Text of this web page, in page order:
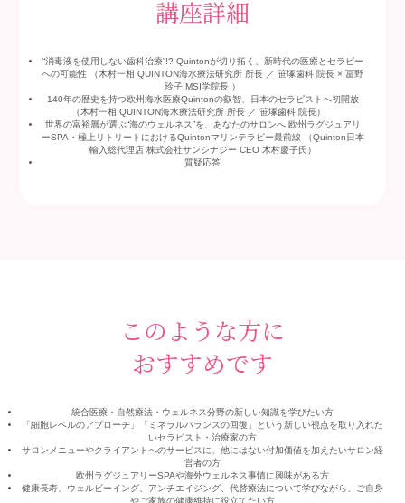
講座詳細
“消毒液を使用しない歯科治療”!? Quintonが切り拓く、新時代の医療とセラピー
への可能性 （木村一相 QUINTON海水療法研究所 所長 ／ 笹塚歯科 院長 × 冨野
玲子IMSI学院長 ）
140年の歴史を持つ欧州海水医療Quintonの叡智、日本のセラピストへ初開放
（木村一相 QUINTON海水療法研究所 所長 ／ 笹塚歯科 院長）
世界の富裕層が選ぶ“海のウェルネス”を、あなたのサロンへ 欧州ラグジュアリ
ーSPA・極上リトリートにおけるQuintonマリンテラピー最前線 （Quinton日本
輸入総代理店 株式会社サンシナジー CEO 木村慶子氏）
質疑応答
このような方に
おすすめです
統合医療・自然療法・ウェルネス分野の新しい知識を学びたい方
「細胞レベルのアプローチ」「ミネラルバランスの回復」という新しい視点を取り入れた
いセラピスト・治療家の方
サロンメニューやクライアントへのサービスに、他にはない付加価値を加えたいサロン経
営者の方
欧州ラグジュアリーSPAや海外ウェルネス事情に興味がある方
健康長寿、ウェルビーイング、アンチエイジング、代替療法について学びながら、ご自身
やご家族の健康維持に役立てたい方